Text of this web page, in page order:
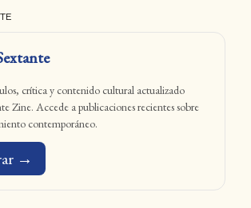
crítica y contenido cultural actualizado
Zine. Accede a publicaciones recientes sobre
contemporáneo.
→